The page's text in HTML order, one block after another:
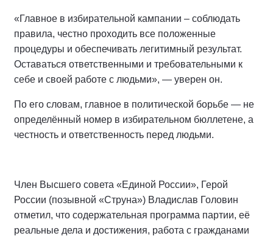
«Главное в избирательной кампании – соблюдать
правила, честно проходить все положенные
процедуры и обеспечивать легитимный результат.
Оставаться ответственными и требовательными к
себе и своей работе с людьми», — уверен он.
По его словам, главное в политической борьбе — не
определённый номер в избирательном бюллетене, а
честность и ответственность перед людьми.
Член Высшего совета «Единой России», Герой
России (позывной «Струна») Владислав Головин
отметил, что содержательная программа партии, её
реальные дела и достижения, работа с гражданами